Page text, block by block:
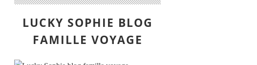
LUCKY SOPHIE BLOG
FAMILLE VOYAGE